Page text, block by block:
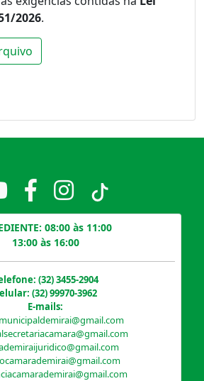
2026.
08:00 às 11:00
13:00 às 16:00
(32) 3455-2904
(32) 99970-3962
E-mails: